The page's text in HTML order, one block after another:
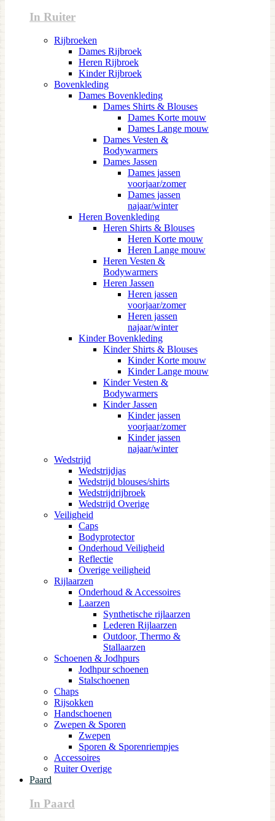
In Ruiter
Rijbroeken
Dames Rijbroek
Heren Rijbroek
Kinder Rijbroek
Bovenkleding
Dames Bovenkleding
Dames Shirts & Blouses
Dames Korte mouw
Dames Lange mouw
Dames Vesten &
Bodywarmers
Dames Jassen
Dames jassen
voorjaar/zomer
Dames jassen
najaar/winter
Heren Bovenkleding
Heren Shirts & Blouses
Heren Korte mouw
Heren Lange mouw
Heren Vesten &
Bodywarmers
Heren Jassen
Heren jassen
voorjaar/zomer
Heren jassen
najaar/winter
Kinder Bovenkleding
Kinder Shirts & Blouses
Kinder Korte mouw
Kinder Lange mouw
Kinder Vesten &
Bodywarmers
Kinder Jassen
Kinder jassen
voorjaar/zomer
Kinder jassen
najaar/winter
Wedstrijd
Wedstrijdjas
Wedstrijd blouses/shirts
Wedstrijdrijbroek
Wedstrijd Overige
Veiligheid
Caps
Bodyprotector
Onderhoud Veiligheid
Reflectie
Overige veiligheid
Rijlaarzen
Onderhoud & Accessoires
Laarzen
Synthetische rijlaarzen
Lederen Rijlaarzen
Outdoor, Thermo &
Stallaarzen
Schoenen & Jodhpurs
Jodhpur schoenen
Stalschoenen
Chaps
Rijsokken
Handschoenen
Zwepen & Sporen
Zwepen
Sporen & Sporenriempjes
Accessoires
Ruiter Overige
Paard
In Paard